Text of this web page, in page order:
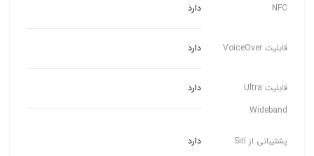
NFC دارد
قابلیت VoiceOver دارد
قابلیت Ultra
Wideband
دارد
پشتیبانی از Siri دارد